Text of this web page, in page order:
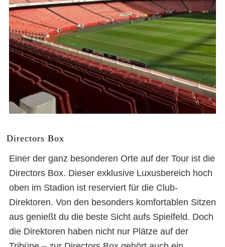
Directors Box
Einer der ganz besonderen Orte auf der Tour ist die
Directors Box. Dieser exklusive Luxusbereich hoch
oben im Stadion ist reserviert für die Club-
Direktoren. Von den besonders komfortablen Sitzen
aus genießt du die beste Sicht aufs Spielfeld. Doch
die Direktoren haben nicht nur Plätze auf der